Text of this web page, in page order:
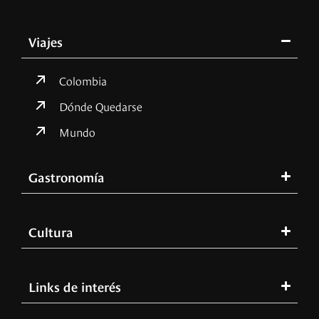
Viajes
Colombia
Dónde Quedarse
Mundo
Gastronomía
Cultura
Links de interés